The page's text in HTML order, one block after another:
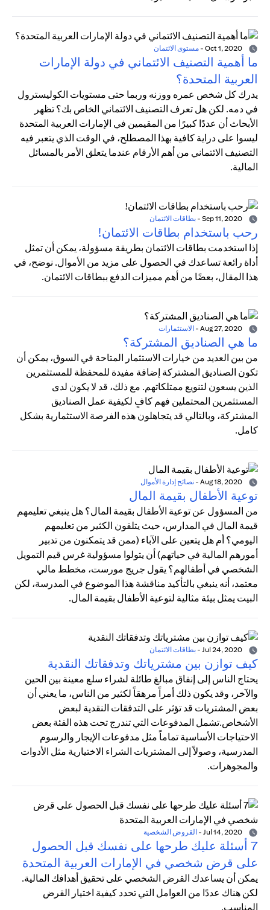
- مستوى الائتمان
ما أهمية التصنيف الائتماني في دولة الإمارات
العربية المتحدة؟
يدرك كل شخص عمره ووزنه وربما حتى مستويات الكوليسترول
في دمه. لكن هل تعرف التصنيف الائتماني الخاص بك؟ تظهر
الأبحاث أن عددًا كبيرًا من المقيمين في الإمارات العربية المتحدة
ليسوا على دراية كافية بهذا المصطلح، في الوقت الذي يتعبر فيه
التصنيف الائتماني من أهم الأرقام عندما يتعلق الأمر بالمسائل
المالية.
- بطاقات الائتمان
رحب باستخدام بطاقات الائتمان!
إذا استخدمت بطاقات الائتمان بطريقة مسؤولة، يمكن أن تمثل
أداة رائعة تساعدك في الحصول على مزيد من الأموال. نوضح، في
هذا المقال، بعضًا من أهم مميزات الدفع ببطاقات الائتمان.
- الاستثمارات
ما هي الصناديق المشتركة؟
من بين العديد من خيارات الاستثمار المتاحة في السوق، يمكن أن
تكون الصناديق المشتركة إضافة مفيدة للمحفظة للمستثمرين
الذين يسعون لتنويع ممتلكاتهم. مع ذلك، قد لا يكون لدى
المستثمرين المحتملين فهم كافٍ لكيفية عمل الصناديق
المشتركة، وبالتالي قد يتجاهلون هذه الفرصة الاستثمارية بشكل
كامل.
- نصائح إدارة الأموال
توعية الأطفال بقيمة المال
من المسؤول عن توعية الأطفال بقيمة المال؟ هل ينبغي تعليمهم
قيمة المال في المدارس، حيث يتلقون الكثير من تعليمهم
اليومي؟ أم هل يتعين على الآباء (ممن قد يتمكنون من تدبير
أمورهم المالية في حياتهم) أن يتولوا مسؤولية غرس قيم التمويل
الشخصي في أطفالهم؟ يقول جريج مورست، مخطط مالي
معتمد، أنه ينبغي بالتأكيد مناقشة هذا الموضوع في المدرسة، لكن
البيت يمثل بيئة مثالية لتوعية الأطفال بقيمة المال.
- بطاقات الائتمان
كيف توازن بين مشترياتك وتدفقاتك النقدية
يحتاج الناس إلى إنفاق مبالغ طائلة لشراء سلع معينة بين الحين
والآخر، وقد يكون ذلك أمراً مرهقاً لكثير من الناس، ما يعني أن
بعض المشتريات قد تؤثر على التدفقات النقدية لبعض
الأشخاص.تشمل المدفوعات التي تندرج تحت هذه الفئة بعض
الاحتياجات الأساسية تماماً مثل مدفوعات الإيجار والرسوم
المدرسية، وصولاً إلى المشتريات الشراء الاختيارية مثل الأدوات
والمجوهرات.
- القروض الشخصية
7 أسئلة عليك طرحها على نفسك قبل الحصول
على قرض شخصي في الإمارات العربية المتحدة
يمكن أن يساعدك القرض الشخصي على تحقيق أهدافك المالية.
لكن هناك عددًا من العوامل التي تحدد كيفية اختيار القرض
المناسب.